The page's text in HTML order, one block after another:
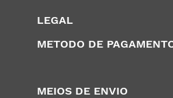
LEGAL
METODO DE
MEIOS DE ENVIO